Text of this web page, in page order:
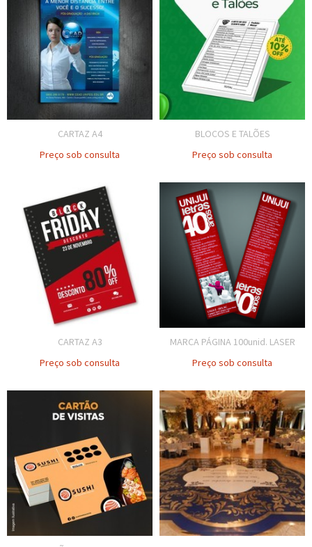
CARTAZ A4
Preço sob consulta
BLOCOS E TALÕES
Preço sob consulta
CARTAZ A3
Preço sob consulta
MARCA PÁGINA 100unid. LASER
Preço sob consulta